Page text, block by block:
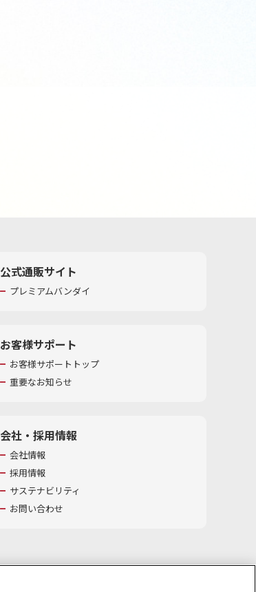
公式通販サイト
プレミアムバンダイ
お客様サポート
お客様サポートトップ
重要なお知らせ
会社・採用情報
会社情報
採用情報
サステナビリティ
お問い合わせ